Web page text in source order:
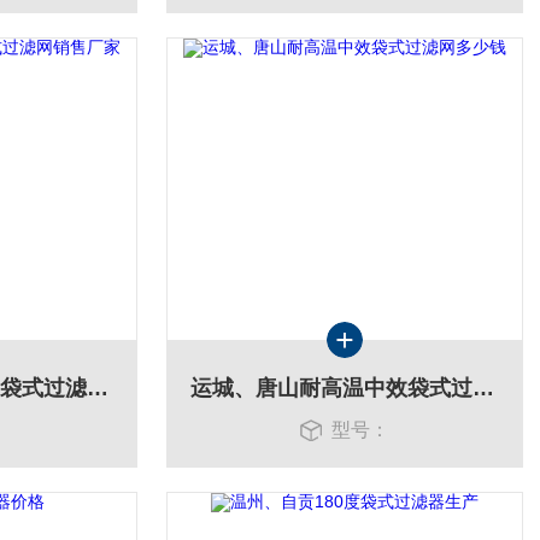
台州、鄂尔多斯高温袋式过滤网销售厂家 运城、唐山耐高温中效袋式过滤网多少钱
型号：